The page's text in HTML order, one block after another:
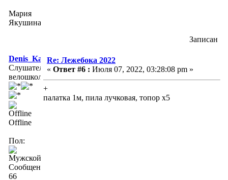
Мария
Якушина
Записан
Denis_Kay
Слушатель
велошколы
Offline
Пол:
Сообщений:
66
Re: Лежебока 2022
« Ответ #6 : Июля 07, 2022, 03:28:08 pm »
+
палатка 1м, пила лучковая, топор x5